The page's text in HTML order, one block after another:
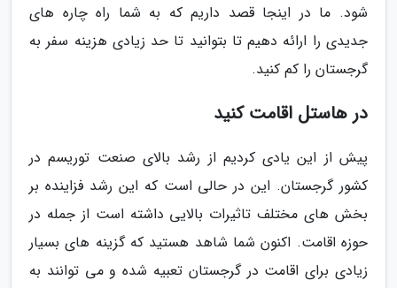
شود. ما در اینجا قصد داریم که به شما راه چاره های
جدیدی را ارائه دهیم تا بتوانید تا حد زیادی هزینه سفر به
گرجستان را کم کنید.
در هاستل اقامت کنید
پیش از این یادی کردیم از رشد بالای صنعت توریسم در
کشور گرجستان. این در حالی است که این رشد فزاینده بر
بخش های مختلف تاثیرات بالایی داشته است از جمله در
حوزه اقامت. اکنون شما شاهد هستید که گزینه های بسیار
زیادی برای اقامت در گرجستان تعبیه شده و می توانند به